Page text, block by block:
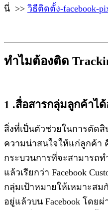
นี่ >> วิธีติดตั้ง-facebook-
ทำไมต้องติด
1 .สื่อสารกลุ่มลูกค้าไ
สิ่งที่เป็นตัวช่วยในการตัด
ความน่าสนใจให้แก่ลูกค้า
กระบวนการที่จะสามารถ
แล้วเรียกว่า Facebook
กลุ่มเป้าหมายให้เหมาะส
อยู่แล้วบน Facebook โดย